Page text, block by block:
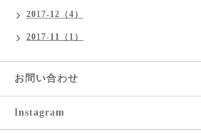
2017-12（4）
2017-11（1）
お問い合わせ
Instagram